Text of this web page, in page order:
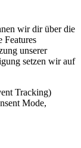
wir dir über die
Features
unserer
setzen wir auf
Tracking)
Mode,